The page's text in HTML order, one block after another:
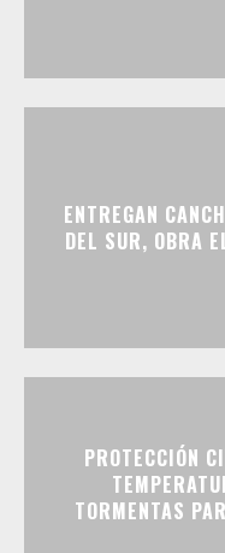
ENTREGAN
DEL SUR, OBRA
PROTECCIÓN
TORMENTAS